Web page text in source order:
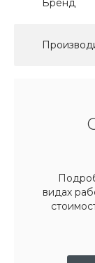
Бренд
видах